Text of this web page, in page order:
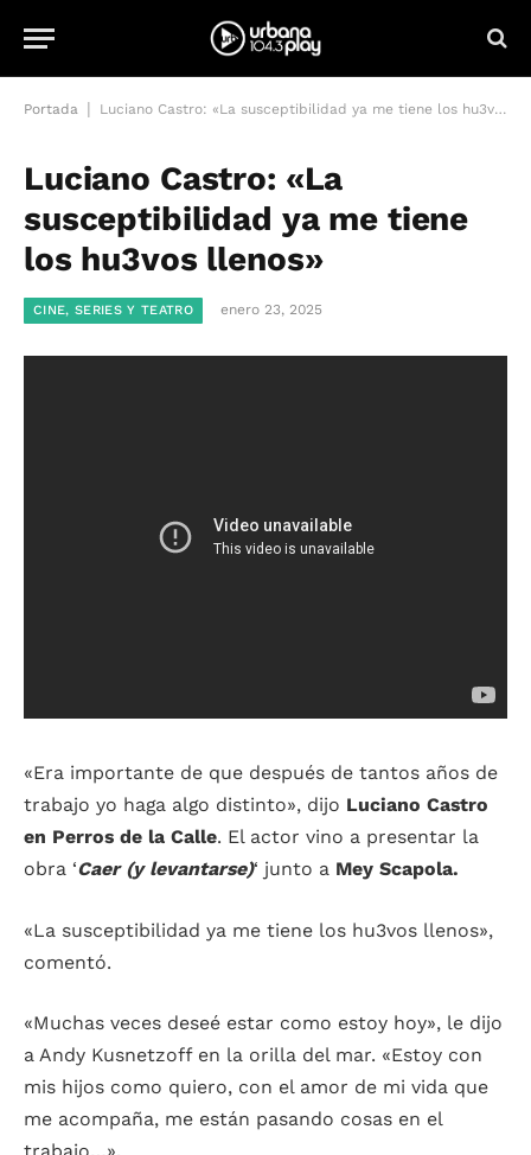
Portada Luciano Castro: «La susceptibilidad ya me tiene los hu3vos llenos»
Luciano Castro: «La
susceptibilidad ya me tiene
los hu3vos llenos»
CINE, SERIES Y TEATRO enero 23, 2025
«Era importante de que después de tantos años de
trabajo yo haga algo distinto», dijo Luciano Castro
en Perros de la Calle. El actor vino a presentar la
obra ‘Caer (y levantarse)‘ junto a Mey Scapola.
«La susceptibilidad ya me tiene los hu3vos llenos»,
comentó.
«Muchas veces deseé estar como estoy hoy», le dijo
a Andy Kusnetzoff en la orilla del mar. «Estoy con
mis hijos como quiero, con el amor de mi vida que
me acompaña, me están pasando cosas en el